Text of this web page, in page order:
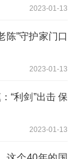
2023-01-13
陈”守护家门口
2023-01-13
“利剑”出击 保
2023-01-13